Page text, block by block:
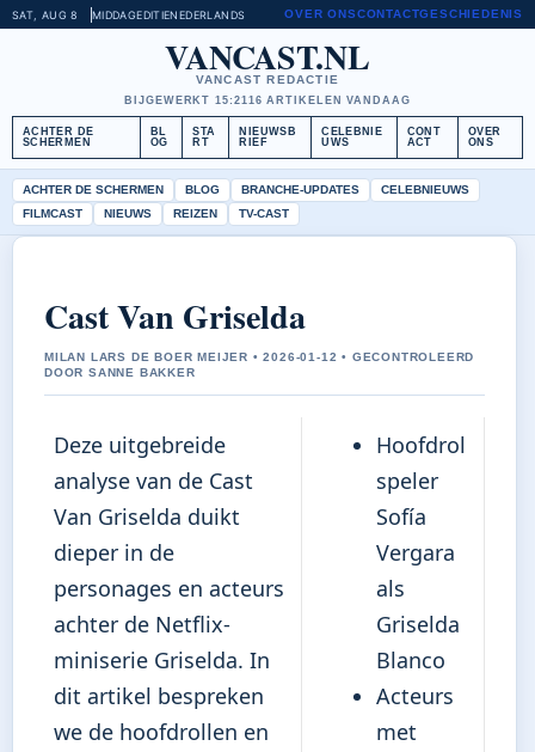
SAT, AUG 8 MIDDAGEDITIENEDERLANDS OVER ONSCONTACTGESCHIEDENIS
VANCAST.NL
VANCAST REDACTIE
BIJGEWERKT 15:2116 ARTIKELEN VANDAAG
ACHTER DE
SCHERMEN
BL
OG
STA
RT
NIEUWSB
RIEF
CELEBNIE
UWS
CONT
ACT
OVER
ONS
ACHTER DE SCHERMEN BLOG BRANCHE-UPDATES
CELEBNIEUWS
FILMCAST
NIEUWS REIZEN TV-CAST
Cast Van Griselda
MILAN LARS DE BOER MEIJER • 2026-01-12 • GECONTROLEERD
DOOR SANNE BAKKER
Deze uitgebreide
analyse van de Cast
Van Griselda duikt
dieper in de
personages en acteurs
achter de Netflix-
miniserie Griselda. In
dit artikel bespreken
we de hoofdrollen en
Hoofdrol
speler
Sofía
Vergara
als
Griselda
Blanco
Acteurs
met